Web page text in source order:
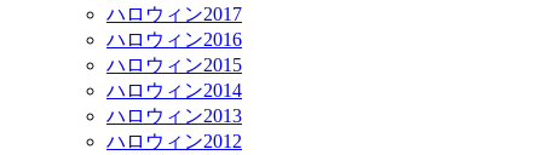
ハロウィン2017
ハロウィン2016
ハロウィン2015
ハロウィン2014
ハロウィン2013
ハロウィン2012